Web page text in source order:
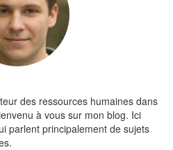
des ressources humaines dans
à vous sur mon blog. Ici
parlent principalement de sujets